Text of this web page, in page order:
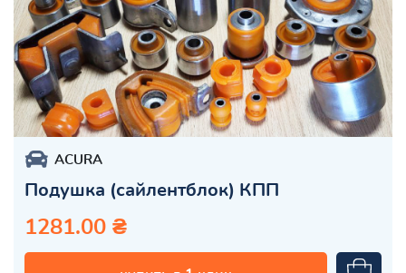
ACURA
Подушка (сайлентблок) КПП
1281.00 ₴